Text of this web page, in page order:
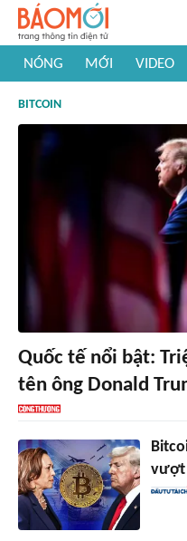
NÓNG MỚI VIDEO
#Khám phá thế giới
BITCOIN
Quốc tế nổi bật:
tên ông Donald
vượt